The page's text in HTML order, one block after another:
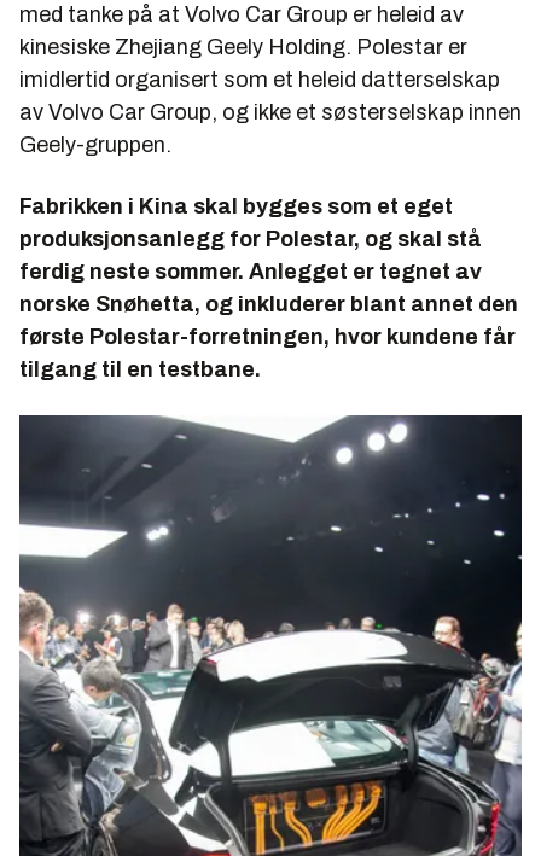
med tanke på at Volvo Car Group er heleid av
kinesiske Zhejiang Geely Holding. Polestar er
imidlertid organisert som et heleid datterselskap
av Volvo Car Group, og ikke et søsterselskap innen
Geely-gruppen.
Fabrikken i Kina skal bygges som et eget
produksjonsanlegg for Polestar, og skal stå
ferdig neste sommer. Anlegget er tegnet av
norske Snøhetta, og inkluderer blant annet den
første Polestar-forretningen, hvor kundene får
tilgang til en testbane.